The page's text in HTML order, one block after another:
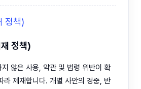
정책)
정책)
않은 사용, 약관 및 법령 위반이 확
라 제재합니다. 개별 사안의 경중, 반